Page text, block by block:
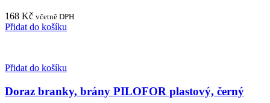
168 Kč včetně DPH
Přidat do košíku
Přidat do košíku
Doraz branky, brány PILOFOR plastový, černý